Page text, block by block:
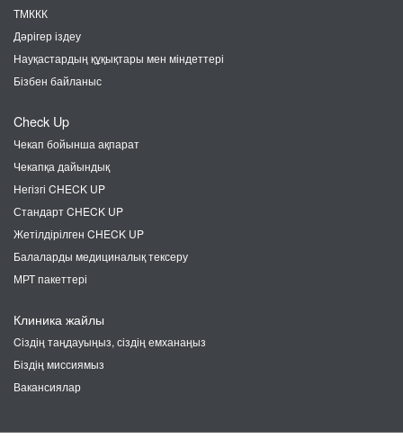
ТМККК
Дәрігер іздеу
Науқастардың құқықтары мен міндеттері
Бізбен байланыс
Check Up
Чекап бойынша ақпарат
Чекапқа дайындық
Негізгі CHECK UP
Стандарт CHECK UP
Жетілдірілген CHECK UP
Балаларды медициналық тексеру
МРТ пакеттері
Клиника жайлы
Cіздің таңдауыңыз, сіздің емханаңыз
Біздің миссиямыз
Вакансиялар